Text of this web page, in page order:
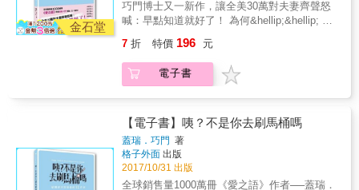
心態，認為是「父母讓自己無法走出來」外，
種疼惜自己的練習，學習擁抱、肯定並欣賞自
己，一如為當年的傷口輕輕上藥與包紮，我們
也會擁有往前走的力量與勇氣。 我們都是帶著
原生家庭的傷痛， 自己一步一步，孤單長成大
人。 但長大的我們，心裡卻依然住著一個渴愛
的孩子。 我們向伴侶、朋友、同事索求那份
愛。 但一是我們永遠無法滿足， 二是我們很容
易遍體鱗傷。 其實，先去愛自己，只有當心裡
渴求愛的孩子被療癒、被愛夠， 我們才能活出
自己「不索愛」的人生。 ★本書特色 ※有一種
大人。 ‧總以爸爸意見為意見的孩子&rarr;成為
「逃避情感」的大人。 &hellip;&hellip;等27種
令人心疼的大人。 「為什麼我的人生這麼痛
在原生家庭中，父母給你的愛是匱乏的、不足
的、殘缺的、冰冷的，那麼，你終其一生，都
會在他人身上不斷尋覓那一份愛，但卻會一再
侶、朋友、同事可以給，那一份愛，需要你自
己給予。 你要把自己愛回來。你也有這份能
力。 & 黃之盈心理師以27個真實的諮商案例，
精準剖析我們每個人為原生家庭所束縛，急於
逃脫，卻又屢屢陷入與原生家庭相似的困境
金石堂
巧門博士又一新作，讓全美30萬對夫妻齊聲怒
喊：早點知道就好了！ 為何&hellip;&hellip; 婚
年，蓋瑞．巧門博士曾為數不清的情侶上過婚
前輔導，幾乎人人都認為，只要彼此相愛就能
進入婚姻。然而，多少夫妻的幸福婚姻夢早已
&hellip;&hellip;」。 巧門博士解析了這些婚前
根本沒人想要了解的現象，再加上自身的經
驗，他要告訴你：結婚前，真的不能不知道這
些事。 &bull;相愛就夠了──然而戀愛保鮮期只
有2年 &bull;我覺得他不愛我了──因為對方不懂
7 折 特價 196 元
電子書
【電子書】咦？不是你去刷馬桶嗎
蓋瑞．巧門 著
格子外面 出版
2017/10/31 出版
全球銷售量1000萬冊《愛之語》作者──蓋瑞．